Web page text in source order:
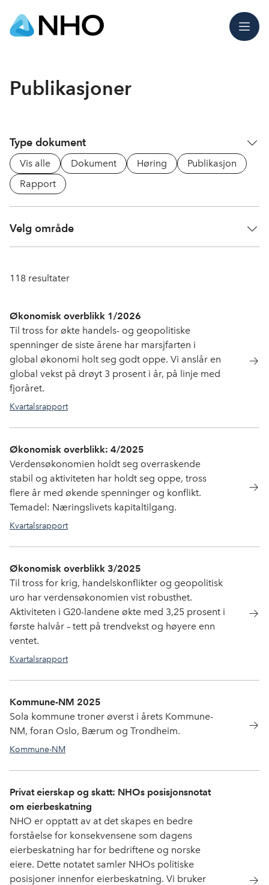
Meny
Publikasjoner
Type dokument
Vis alle Dokument Høring
Publikasjon
Rapport
Velg område
118 resultater
Økonomisk overblikk 1/2026
Til tross for økte handels- og geopolitiske
spenninger de siste årene har marsjfarten i
global økonomi holt seg godt oppe. Vi anslår en
global vekst på drøyt 3 prosent i år, på linje med
fjoråret.
Kvartalsrapport
Økonomisk overblikk: 4/2025
Verdensøkonomien holdt seg overraskende
stabil og aktiviteten har holdt seg oppe, tross
flere år med økende spenninger og konflikt.
Temadel: Næringslivets kapitaltilgang.
Kvartalsrapport
Økonomisk overblikk 3/2025
Til tross for krig, handelskonflikter og geopolitisk
uro har verdensøkonomien vist robusthet.
Aktiviteten i G20-landene økte med 3,25 prosent i
første halvår – tett på trendvekst og høyere enn
ventet.
Kvartalsrapport
Kommune-NM 2025
Sola kommune troner øverst i årets Kommune-
NM, foran Oslo, Bærum og Trondheim.
Kommune-NM
Privat eierskap og skatt: NHOs posisjonsnotat
om eierbeskatning
NHO er opptatt av at det skapes en bedre
forståelse for konsekvensene som dagens
eierbeskatning har for bedriftene og norske
eiere. Dette notatet samler NHOs politiske
posisjoner innenfor eierbeskatning. Vi bruker